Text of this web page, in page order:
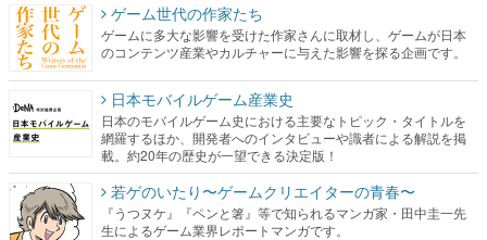
ゲーム世代の作家たち
ゲームに多大な影響を受けた作家さんに取材し、ゲームが日本
のコンテンツ産業やカルチャーに与えた影響を探る企画です。
日本モバイルゲーム産業史
日本のモバイルゲーム史における主要なトピック・タイトルを
網羅するほか、開発者へのインタビューや識者による解説を掲
載。約20年の歴史が一望できる決定版！
若ゲのいたり〜ゲームクリエイターの青春〜
『うつヌケ』『ペンと箸』等で知られるマンガ家・田中圭一先
生によるゲーム業界レポートマンガです。